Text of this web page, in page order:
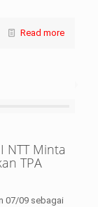
Read more
NTT Minta
TPA
07/09 sebagai